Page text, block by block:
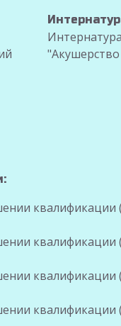
"Акушерство
квалификации
квалификации
квалификации
квалификации